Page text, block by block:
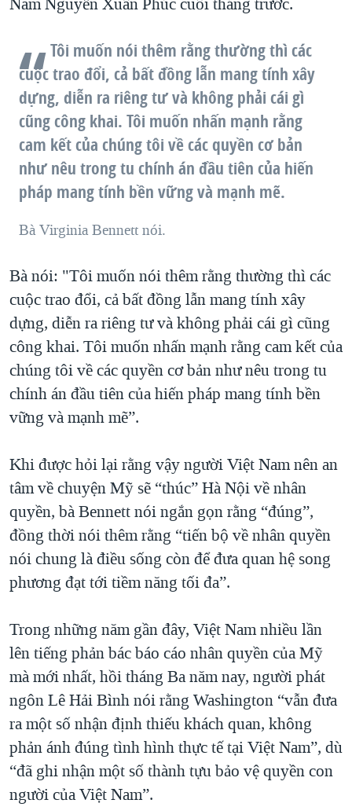
Tôi muốn nói thêm rằng thường thì các
cuộc trao đổi, cả bất đồng lẫn mang tính xây
dựng, diễn ra riêng tư và không phải cái gì
cũng công khai. Tôi muốn nhấn mạnh rằng
cam kết của chúng tôi về các quyền cơ bản
như nêu trong tu chính án đầu tiên của hiến
pháp mang tính bền vững và mạnh mẽ.
Bà Virginia Bennett nói.
Bà nói: "Tôi muốn nói thêm rằng thường thì các
cuộc trao đổi, cả bất đồng lẫn mang tính xây
dựng, diễn ra riêng tư và không phải cái gì cũng
công khai. Tôi muốn nhấn mạnh rằng cam kết của
chúng tôi về các quyền cơ bản như nêu trong tu
chính án đầu tiên của hiến pháp mang tính bền
vững và mạnh mẽ”.
Khi được hỏi lại rằng vậy người Việt Nam nên an
tâm về chuyện Mỹ sẽ “thúc” Hà Nội về nhân
quyền, bà Bennett nói ngắn gọn rằng “đúng”,
đồng thời nói thêm rằng “tiến bộ về nhân quyền
nói chung là điều sống còn để đưa quan hệ song
phương đạt tới tiềm năng tối đa”.
Trong những năm gần đây, Việt Nam nhiều lần
lên tiếng phản bác báo cáo nhân quyền của Mỹ
mà mới nhất, hồi tháng Ba năm nay, người phát
ngôn Lê Hải Bình nói rằng Washington “vẫn đưa
ra một số nhận định thiếu khách quan, không
phản ánh đúng tình hình thực tế tại Việt Nam”, dù
“đã ghi nhận một số thành tựu bảo vệ quyền con
người của Việt Nam”.